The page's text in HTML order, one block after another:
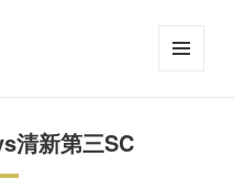
清新第三SC